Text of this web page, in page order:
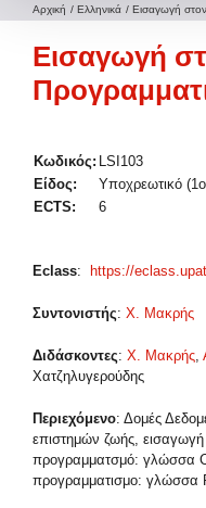
Αρχική Ελληνικά Εισαγωγή
Εισαγωγή
Κωδικός: LSI103
Είδος:
Υποχρεωτικό
ECTS:
6
Eclass: https://
Συντονιστής: Χ. Μακρής
Διδάσκοντες: Χ. Μακρής,
Χατζηλυγερούδης
Περιεχόμενο: Δομές
επιστημών ζωής,
προγραμματσμό: γλώσσα
προγραμματισμο: γλώσσα